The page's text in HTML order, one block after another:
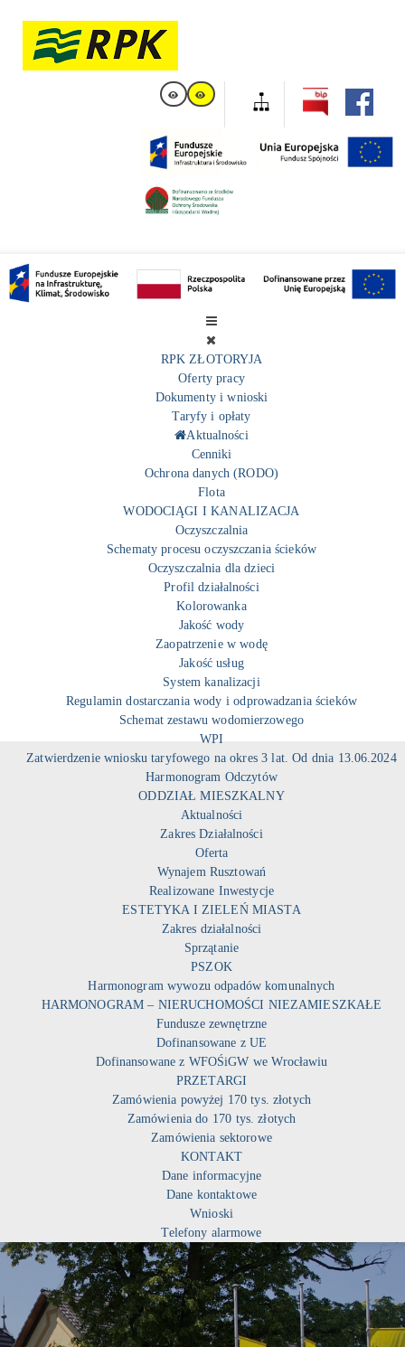
RPK ZŁOTORYJA
Oferty pracy
Dokumenty i wnioski
Taryfy i opłaty
Aktualności
Cenniki
Ochrona danych (RODO)
Flota
WODOCIĄGI I KANALIZACJA
Oczyszczalnia
Schematy procesu oczyszczania ścieków
Oczyszczalnia dla dzieci
Profil działalności
Kolorowanka
Jakość wody
Zaopatrzenie w wodę
Jakość usług
System kanalizacji
Regulamin dostarczania wody i odprowadzania ścieków
Schemat zestawu wodomierzowego
WPI
Zatwierdzenie wniosku taryfowego na okres 3 lat. Od dnia 13.06.2024
Harmonogram Odczytów
ODDZIAŁ MIESZKALNY
Aktualności
Zakres Działalności
Oferta
Wynajem Rusztowań
Realizowane Inwestycje
ESTETYKA I ZIELEŃ MIASTA
Zakres działalności
Sprzątanie
PSZOK
Harmonogram wywozu odpadów komunalnych
HARMONOGRAM – NIERUCHOMOŚCI NIEZAMIESZKAŁE
Fundusze zewnętrzne
Dofinansowane z UE
Dofinansowane z WFOŚiGW we Wrocławiu
PRZETARGI
Zamówienia powyżej 170 tys. złotych
Zamówienia do 170 tys. złotych
Zamówienia sektorowe
KONTAKT
Dane informacyjne
Dane kontaktowe
Wnioski
Telefony alarmowe